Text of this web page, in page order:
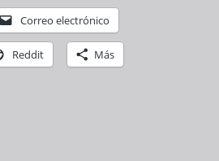
Correo electrónico
Reddit Más